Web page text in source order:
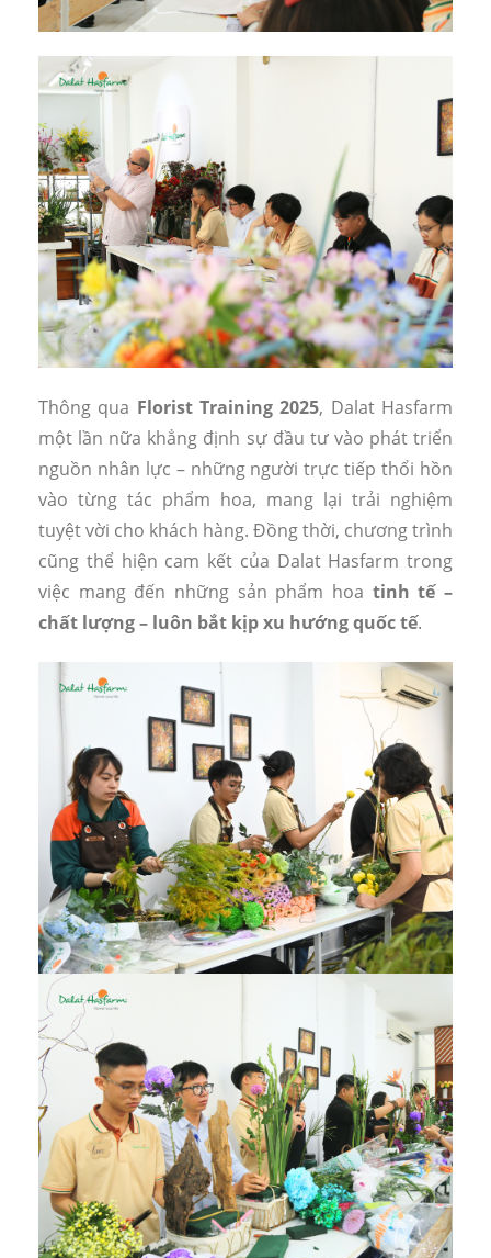
Thông qua Florist Training 2025, Dalat Hasfarm
một lần nữa khẳng định sự đầu tư vào phát triển
nguồn nhân lực – những người trực tiếp thổi hồn
vào từng tác phẩm hoa, mang lại trải nghiệm
tuyệt vời cho khách hàng. Đồng thời, chương trình
cũng thể hiện cam kết của Dalat Hasfarm trong
việc mang đến những sản phẩm hoa tinh tế –
chất lượng – luôn bắt kịp xu hướng quốc tế.